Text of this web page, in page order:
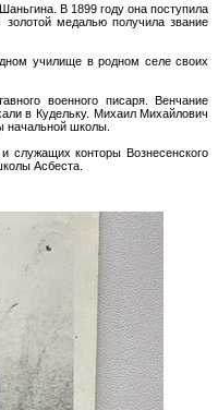
В 1899 году она поступила
медалью получила звание
училище в родном селе своих
военного писаря. Венчание
в Кудельку. Михаил Михайлович
начальной школы.
служащих конторы Вознесенского
Асбеста.